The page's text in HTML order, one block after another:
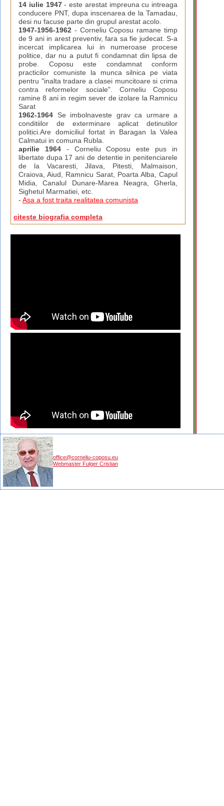
14 iulie 1947- este arestat impreuna cu intreaga
conducere PNT, dupa inscenarea de la Tamadau,
desi nu facuse parte din grupul arestat acolo.
1947-1956-1962 - Corneliu Coposu ramane timp
de 9 ani in arest preventiv, fara sa fie judecat. S-a
incercat implicarea lui in numeroase procese
politice, dar nu a putut fi condamnat din lipsa de
probe. Coposu este condamnat conform
practicilor comuniste la munca silnica pe viata
pentru "inalta tradare a clasei muncitoare si crima
contra reformelor sociale". Corneliu Coposu
ramine 8 ani in regim sever de izolare la Ramnicu
Sarat
1962-1964 Se imbolnaveste grav ca urmare a
conditiilor de exterminare aplicat detinutilor
politici.Are domiciliul fortat in Baragan la Valea
Calmatui in comuna Rubla.
aprilie 1964- Corneliu Coposu este pus in
libertate dupa 17 ani de detentie in penitenciarele
de la Vacaresti, Jilava, Pitesti, Malmaison,
Craiova, Aiud, Ramnicu Sarat, Poarta Alba, Capul
Midia, Canalul Dunare-Marea Neagra, Gherla,
Sighetul Marmatiei, etc.
- Asa a fost traita realitatea comunista
citeste biografia completa
office@corneliu-coposu.eu
Webmaster Fulger Cristian